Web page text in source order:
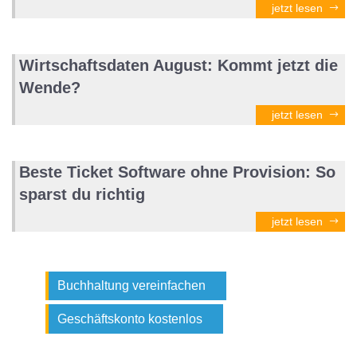
jetzt lesen
Wirtschaftsdaten August: Kommt jetzt die
Wende?
jetzt lesen
Beste Ticket Software ohne Provision: So
sparst du richtig
jetzt lesen
Buchhaltung vereinfachen
Geschäftskonto kostenlos